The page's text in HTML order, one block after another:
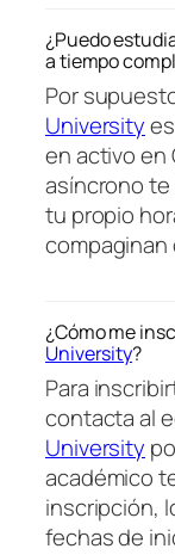
¿Puedo
a tiempo
Por
University
en activo en
asíncrono
tu propio
compaginan
¿Cómo me
University?
Para
contacta al
University
académico
inscripción,
fechas de